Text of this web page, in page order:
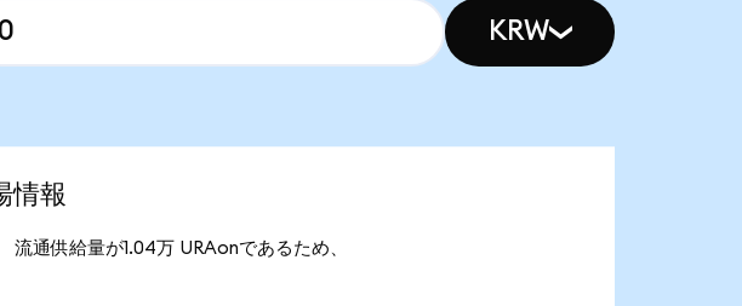
KRW
報
通供給量が1.04万 URAonであるため、